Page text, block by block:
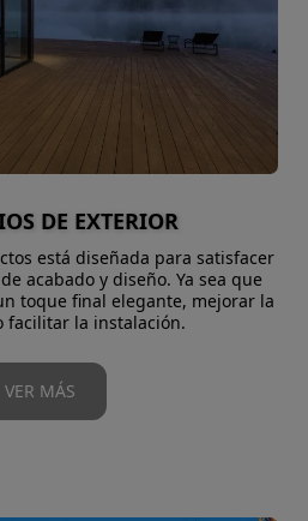
DE EXTERIOR
está diseñada para satisfacer
acabado y diseño. Ya sea que
toque final elegante, mejorar la
facilitar la instalación.
VER MÁS